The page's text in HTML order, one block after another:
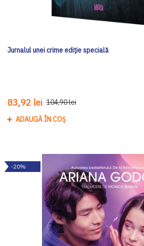
Jurnalul unei crime ediţie specială
83,92 lei 104,90 lei
ADAUGĂ ÎN COȘ
-20%